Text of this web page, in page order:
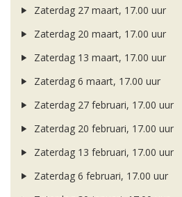
Zaterdag 27 maart, 17.00 uur
Zaterdag 20 maart, 17.00 uur
Zaterdag 13 maart, 17.00 uur
Zaterdag 6 maart, 17.00 uur
Zaterdag 27 februari, 17.00 uur
Zaterdag 20 februari, 17.00 uur
Zaterdag 13 februari, 17.00 uur
Zaterdag 6 februari, 17.00 uur